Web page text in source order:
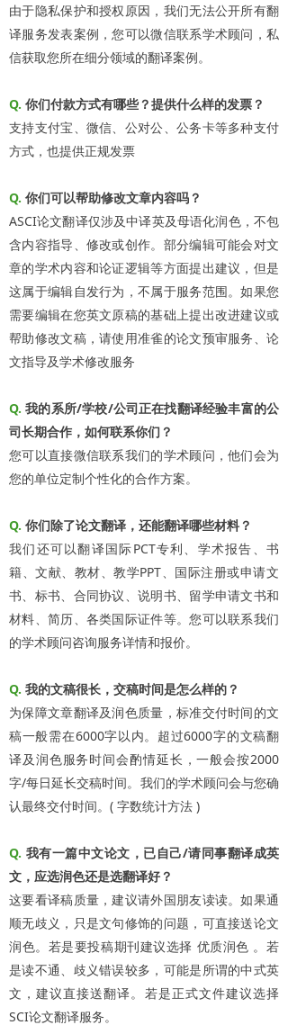
由于隐私保护和授权原因，我们无法公开所有翻
译服务发表案例，您可以微信联系学术顾问，私
信获取您所在细分领域的翻译案例。
Q. 你们付款方式有哪些？提供什么样的发票？
支持支付宝、微信、公对公、公务卡等多种支付
方式，也提供正规发票
Q. 你们可以帮助修改文章内容吗？
ASCI论文翻译仅涉及中译英及母语化润色，不包
含内容指导、修改或创作。部分编辑可能会对文
章的学术内容和论证逻辑等方面提出建议，但是
这属于编辑自发行为，不属于服务范围。如果您
需要编辑在您英文原稿的基础上提出改进建议或
帮助修改文稿，请使用准雀的论文预审服务、论
文指导及学术修改服务
Q.我的系所/学校/公司正在找翻译经验丰富的公
司长期合作，如何联系你们？
您可以直接微信联系我们的学术顾问，他们会为
您的单位定制个性化的合作方案。
Q. 你们除了论文翻译，还能翻译哪些材料？
我们还可以翻译国际PCT专利、学术报告、书
籍、文献、教材、教学PPT、国际注册或申请文
书、标书、合同协议、说明书、留学申请文书和
材料、简历、各类国际证件等。您可以联系我们
的学术顾问咨询服务详情和报价。
Q. 我的文稿很长，交稿时间是怎么样的？
为保障文章翻译及润色质量，标准交付时间的文
稿一般需在6000字以内。超过6000字的文稿翻
译及润色服务时间会酌情延长，一般会按2000
字/每日延长交稿时间。我们的学术顾问会与您确
认最终交付时间。( 字数统计方法 )
Q. 我有一篇中文论文，已自己/请同事翻译成英
文，应选润色还是选翻译好？
这要看译稿质量，建议请外国朋友读读。如果通
顺无歧义，只是文句修饰的问题，可直接送论文
润色。若是要投稿期刊建议选择 优质润色 。若
是读不通、歧义错误较多，可能是所谓的中式英
文，建议直接送翻译。若是正式文件建议选择
SCI论文翻译服务。